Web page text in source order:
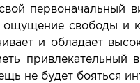
первоначальный
ощущение свободы и
и обладает
не будет бояться